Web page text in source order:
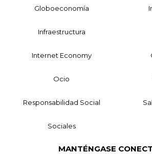
Globoeconomía
Infraestructura
Internet Economy
Ocio
Responsabilidad Social
Sociales
MANTÉNGASE